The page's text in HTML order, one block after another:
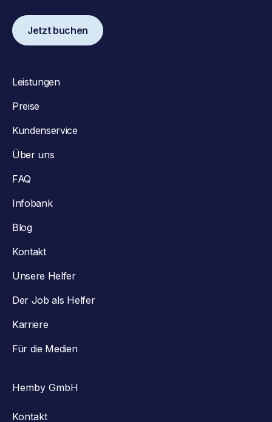
Jetzt buchen
Leistungen
Preise
Kundenservice
Über uns
FAQ
Infobank
Blog
Kontakt
Unsere Helfer
Der Job als Helfer
Karriere
Für die Medien
Hemby GmbH
Kontakt